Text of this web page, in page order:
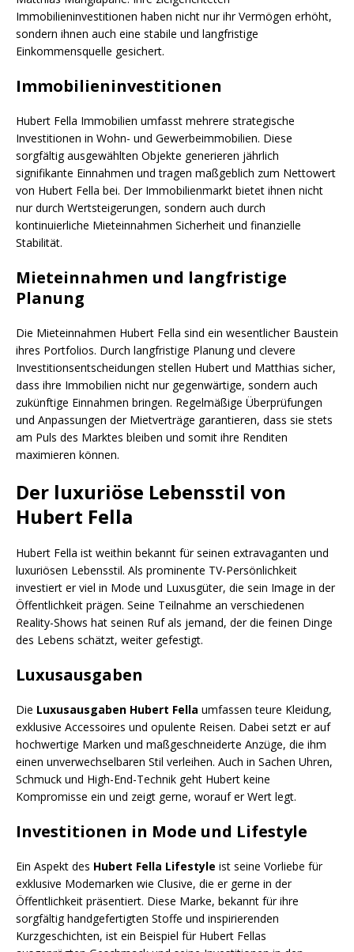
Immobilieninvestitionen haben nicht nur ihr Vermögen erhöht,
sondern ihnen auch eine stabile und langfristige
Einkommensquelle gesichert.
Immobilieninvestitionen
Hubert Fella Immobilien umfasst mehrere strategische
Investitionen in Wohn- und Gewerbeimmobilien. Diese
sorgfältig ausgewählten Objekte generieren jährlich
signifikante Einnahmen und tragen maßgeblich zum Nettowert
von Hubert Fella bei. Der Immobilienmarkt bietet ihnen nicht
nur durch Wertsteigerungen, sondern auch durch
kontinuierliche Mieteinnahmen Sicherheit und finanzielle
Stabilität.
Mieteinnahmen und langfristige
Planung
Die Mieteinnahmen Hubert Fella sind ein wesentlicher Baustein
ihres Portfolios. Durch langfristige Planung und clevere
Investitionsentscheidungen stellen Hubert und Matthias sicher,
dass ihre Immobilien nicht nur gegenwärtige, sondern auch
zukünftige Einnahmen bringen. Regelmäßige Überprüfungen
und Anpassungen der Mietverträge garantieren, dass sie stets
am Puls des Marktes bleiben und somit ihre Renditen
maximieren können.
Der luxuriöse Lebensstil von
Hubert Fella
Hubert Fella ist weithin bekannt für seinen extravaganten und
luxuriösen Lebensstil. Als prominente TV-Persönlichkeit
investiert er viel in Mode und Luxusgüter, die sein Image in der
Öffentlichkeit prägen. Seine Teilnahme an verschiedenen
Reality-Shows hat seinen Ruf als jemand, der die feinen Dinge
des Lebens schätzt, weiter gefestigt.
Luxusausgaben
Die Luxusausgaben Hubert Fella umfassen teure Kleidung,
exklusive Accessoires und opulente Reisen. Dabei setzt er auf
hochwertige Marken und maßgeschneiderte Anzüge, die ihm
einen unverwechselbaren Stil verleihen. Auch in Sachen Uhren,
Schmuck und High-End-Technik geht Hubert keine
Kompromisse ein und zeigt gerne, worauf er Wert legt.
Investitionen in Mode und Lifestyle
Ein Aspekt des Hubert Fella Lifestyle ist seine Vorliebe für
exklusive Modemarken wie Clusive, die er gerne in der
Öffentlichkeit präsentiert. Diese Marke, bekannt für ihre
sorgfältig handgefertigten Stoffe und inspirierenden
Kurzgeschichten, ist ein Beispiel für Hubert Fellas